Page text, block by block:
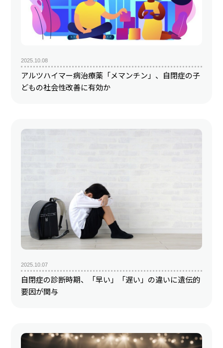
2025.10.08
アルツハイマー病治療薬「メマンチン」、自閉症の子
どもの社会性改善に有効か
2025.10.07
自閉症の診断時期、「早い」「遅い」の違いに遺伝的
要因が関与